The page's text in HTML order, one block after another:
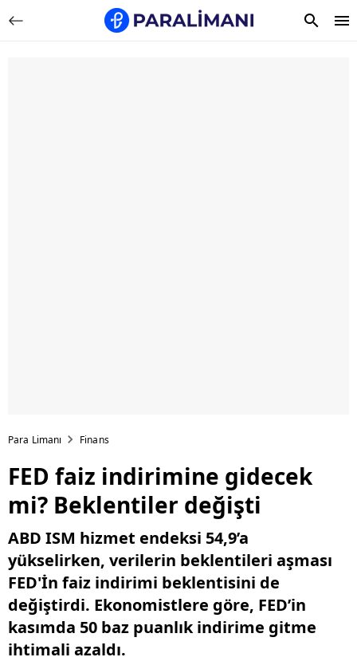
Para Limanı Finans
FED faiz indirimine gidecek
mi? Beklentiler değişti
ABD ISM hizmet endeksi 54,9’a
yükselirken, verilerin beklentileri aşması
FED'İn faiz indirimi beklentisini de
değiştirdi. Ekonomistlere göre, FED’in
kasımda 50 baz puanlık indirime gitme
ihtimali azaldı.